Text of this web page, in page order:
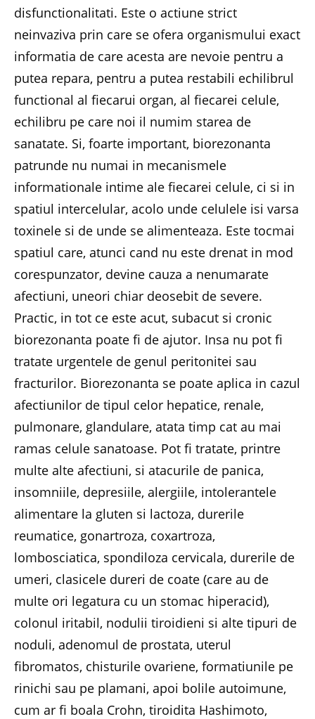
disfunctionalitati. Este o actiune strict
neinvaziva prin care se ofera organismului exact
informatia de care acesta are nevoie pentru a
putea repara, pentru a putea restabili echilibrul
functional al fiecarui organ, al fiecarei celule,
echilibru pe care noi il numim starea de
sanatate. Si, foarte important, biorezonanta
patrunde nu numai in mecanismele
informationale intime ale fiecarei celule, ci si in
spatiul intercelular, acolo unde celulele isi varsa
toxinele si de unde se alimenteaza. Este tocmai
spatiul care, atunci cand nu este drenat in mod
corespunzator, devine cauza a nenumarate
afectiuni, uneori chiar deosebit de severe.
Practic, in tot ce este acut, subacut si cronic
biorezonanta poate fi de ajutor. Insa nu pot fi
tratate urgentele de genul peritonitei sau
fracturilor. Biorezonanta se poate aplica in cazul
afectiunilor de tipul celor hepatice, renale,
pulmonare, glandulare, atata timp cat au mai
ramas celule sanatoase. Pot fi tratate, printre
multe alte afectiuni, si atacurile de panica,
insomniile, depresiile, alergiile, intolerantele
alimentare la gluten si lactoza, durerile
reumatice, gonartroza, coxartroza,
lombosciatica, spondiloza cervicala, durerile de
umeri, clasicele dureri de coate (care au de
multe ori legatura cu un stomac hiperacid),
colonul iritabil, nodulii tiroidieni si alte tipuri de
noduli, adenomul de prostata, uterul
fibromatos, chisturile ovariene, formatiunile pe
rinichi sau pe plamani, apoi bolile autoimune,
cum ar fi boala Crohn, tiroidita Hashimoto,